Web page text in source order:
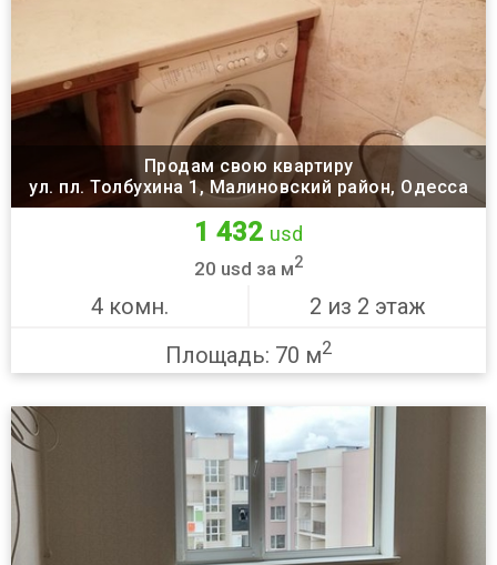
Продам свою квартиру
ул. пл. Толбухина 1, Малиновский район, Одесса
1 432 usd
20 usd за м2
4 комн.
2 из 2 этаж
Площадь: 70 м2